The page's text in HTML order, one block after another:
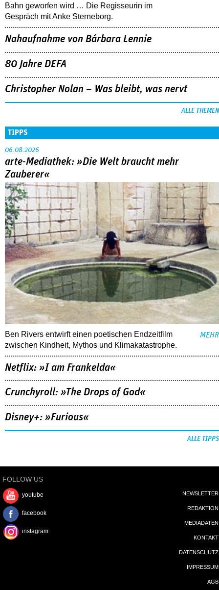
Bahn geworfen wird … Die Regisseurin im
Gespräch mit Anke Sterneborg.
Nahaufnahme von Bárbara Lennie
80 Jahre DEFA
Christopher Nolan – Was bleibt, was nervt
ALLE THEMEN
TIPPS
06.08.2026
arte-Mediathek: »Die Welt braucht mehr
Zauberer«
Ben Rivers entwirft einen poetischen Endzeitfilm
zwischen Kindheit, Mythos und Klimakatastrophe.
MEHR
Netflix: »I am Frankelda«
Crunchyroll: »The Drops of God«
Disney+: »Furious«
ALLE TIPPS
FOLLOW US
youtube
facebook
instagram
NEWSLETTER
REDAKTION
MEDIADATEN
KONTAKT
DATENSCHUTZ
IMPRESSUM
AGB